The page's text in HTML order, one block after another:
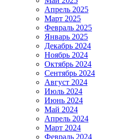
Апрель 2025
Март 2025
Февраль 2025
Январь 2025
Декабрь 2024
Ноябрь 2024
Октябрь 2024
Сентябрь 2024
Август 2024
Июль 2024
Июнь 2024
Май 2024
Апрель 2024
Март 2024
Февраль 2024